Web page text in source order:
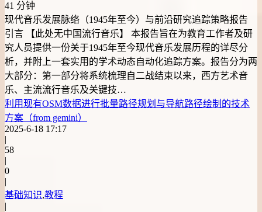
41 分钟
现代音乐发展脉络（1945年至今）与前沿研究追踪策略报告
引言 【此处无中国流行音乐】 本报告旨在为教育工作者及研
究人员提供一份关于1945年至今现代音乐发展历程的详尽分
析，并附上一套实用的学术动态自动化追踪方案。报告分为两
大部分：第一部分将系统梳理自二战结束以来，西方艺术音
乐、主流流行音乐及关键技…
利用现有OSM数据进行批量路径规划与导航路径绘制的技术
方案（from gemini）
2025-6-18 17:17
|
58
|
0
|
基础知识,教程
|